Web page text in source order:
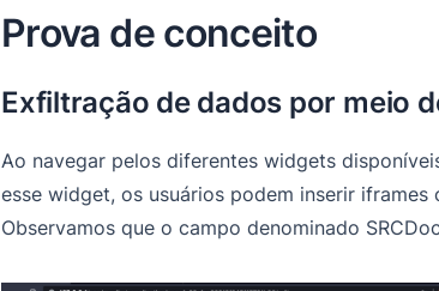
Prova de conceito
Exfiltração de dados por meio
Ao navegar pelos diferentes widgets
esse widget, os usuários podem inserir
Observamos que o campo denominado